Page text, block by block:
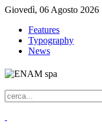
Giovedì, 06 Agosto 2026
Features
Typography
News